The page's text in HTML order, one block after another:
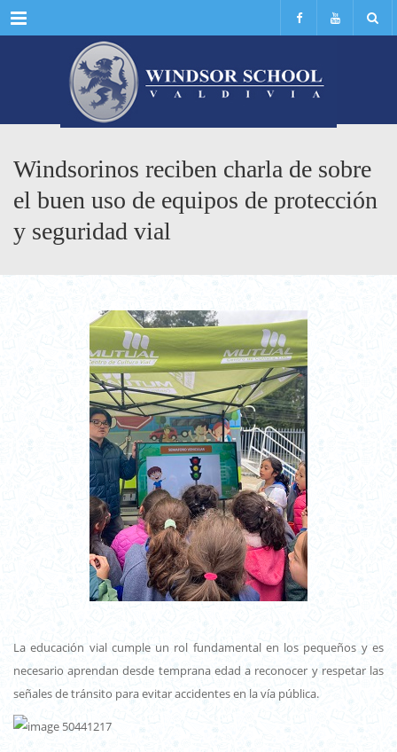
Menu
Windsorinos reciben charla de sobre
el buen uso de equipos de protección
y seguridad vial
La educación vial cumple un rol fundamental en los pequeños y es
necesario aprendan desde temprana edad a reconocer y respetar las
señales de tránsito para evitar accidentes en la vía pública.